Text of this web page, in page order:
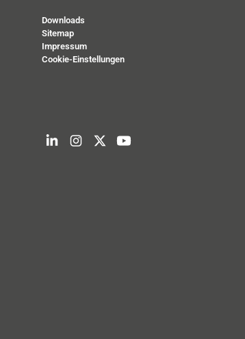
Downloads
Sitemap
Impressum
Cookie-Einstellungen